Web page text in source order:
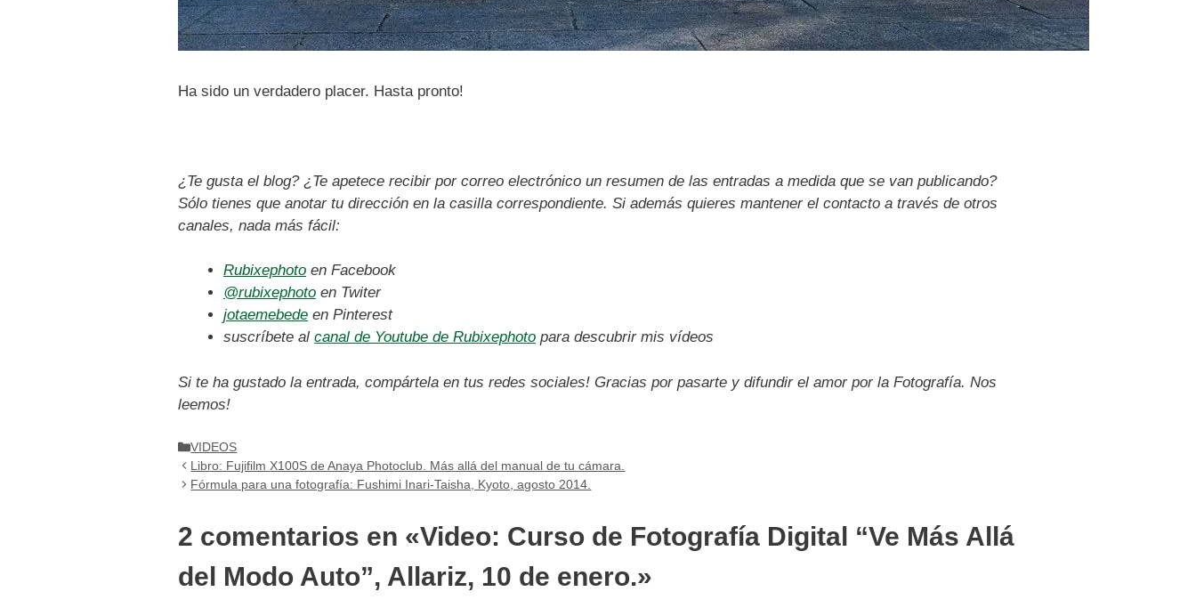
Ha sido un verdadero placer. Hasta pronto!
¿Te gusta el blog? ¿Te apetece recibir por correo electrónico un resumen de las entradas a medida que se van publicando?
Sólo tienes que anotar tu dirección en la casilla correspondiente. Si además quieres mantener el contacto a través de otros
canales, nada más fácil:
Rubixephoto en Facebook
@rubixephoto en Twiter
jotaemebede en Pinterest
suscríbete al canal de Youtube de Rubixephoto para descubrir mis vídeos
Si te ha gustado la entrada, compártela en tus redes sociales! Gracias por pasarte y difundir el amor por la Fotografía. Nos
leemos!
Categorías
VIDEOS
Libro: Fujifilm X100S de Anaya Photoclub. Más allá del manual de tu cámara.
Fórmula para una fotografía: Fushimi Inari-Taisha, Kyoto, agosto 2014.
2 comentarios en «Video: Curso de Fotografía Digital “Ve Más Allá
del Modo Auto”, Allariz, 10 de enero.»